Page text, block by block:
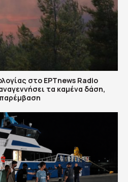
στο ΕΡΤnews Radio
τα καμένα δάση,